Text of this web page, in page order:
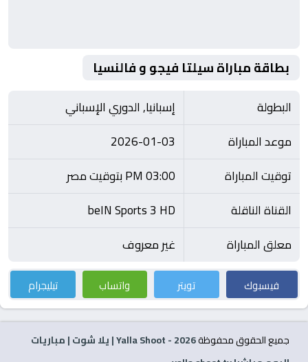
بطاقة مباراة سيلتا فيجو و فالنسيا
البطولة
إسبانيا, الدوري الإسباني
موعد المباراة
2026-01-03
توقيت المباراة
03:00 PM بتوقيت مصر
القناة الناقلة
beIN Sports 3 HD
معلق المباراة
غير معروف
فيسبوك تويتر واتساب تيليجرام
جميع الحقوق محفوظة2026
- Yalla Shoot | يلا شوت | مباريات